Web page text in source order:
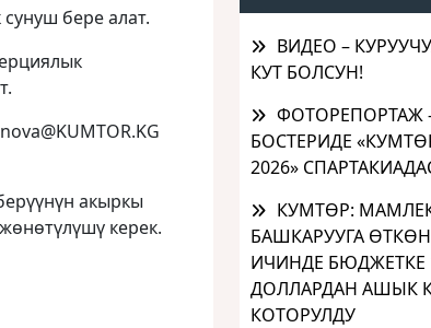
бере алат.
акыркы
керек.
ВИДЕО –
КУТ БОЛСУН!
ФОТОРЕПОРТАЖ
БОСТЕРИДЕ
2026»
КУМТӨР:
БАШКАРУУГА
ИЧИНДЕ БЮДЖЕТКЕ
ДОЛЛАРДАН АШЫК
КОТОРУЛДУ